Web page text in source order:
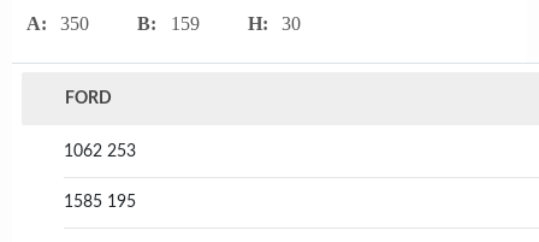
A: 350 B: 159 H: 30
FORD
1062 253
1585 195